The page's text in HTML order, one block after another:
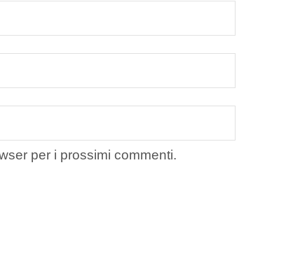
per i prossimi commenti.